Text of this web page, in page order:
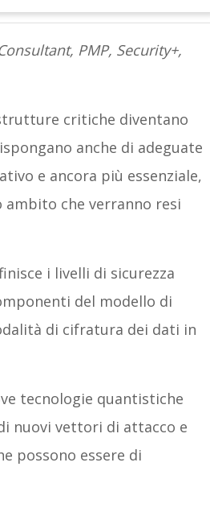
PMP, Security+,
critiche diventano
anche di adeguate
e ancora più essenziale,
che verranno resi
i livelli di sicurezza
del modello di
di cifratura dei dati in
tecnologie quantistiche
nuovi vettori di attacco e
possono essere di